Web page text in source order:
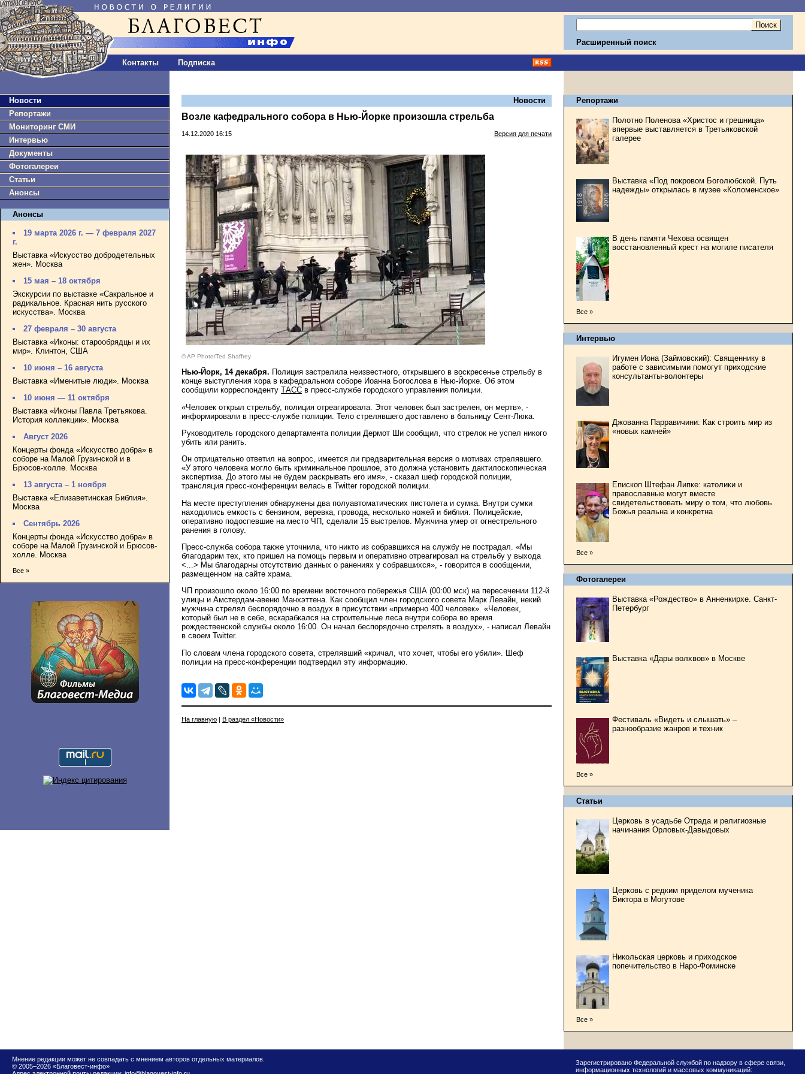
Контакты Подписка
Расширенный поиск
Новости
Репортажи
Мониторинг СМИ
Интервью
Документы
Фотогалереи
Статьи
Анонсы
Анонсы
19 марта 2026 г. — 7 февраля 2027
г.
Выставка «Искусство добродетельных
жен». Москва
15 мая – 18 октября
Экскурсии по выставке «Сакральное и
радикальное. Красная нить русского
искусства». Москва
27 февраля – 30 августа
Выставка «Иконы: старообрядцы и их
мир». Клинтон, США
10 июня – 16 августа
Выставка «Именитые люди». Москва
10 июня — 11 октября
Выставка «Иконы Павла Третьякова.
История коллекции». Москва
Август 2026
Концерты фонда «Искусство добра» в
соборе на Малой Грузинской и в
Брюсов-холле. Москва
13 августа – 1 ноября
Выставка «Елизаветинская Библия».
Москва
Сентябрь 2026
Концерты фонда «Искусство добра» в
соборе на Малой Грузинской и Брюсов-
холле. Москва
Все »
Новости
Возле кафедрального собора в Нью-Йорке произошла стрельба
14.12.2020 16:15 Версия для печати
© AP Photo/Ted Shaffrey
Нью-Йорк, 14 декабря. Полиция застрелила неизвестного, открывшего в воскресенье стрельбу в
конце выступления хора в кафедральном соборе Иоанна Богослова в Нью-Йорке. Об этом
сообщили корреспонденту ТАСС в пресс-службе городского управления полиции.
«Человек открыл стрельбу, полиция отреагировала. Этот человек был застрелен, он мертв», -
информировали в пресс-службе полиции. Тело стрелявшего доставлено в больницу Сент-Люка.
Руководитель городского департамента полиции Дермот Ши сообщил, что стрелок не успел никого
убить или ранить.
Он отрицательно ответил на вопрос, имеется ли предварительная версия о мотивах стрелявшего.
«У этого человека могло быть криминальное прошлое, это должна установить дактилоскопическая
экспертиза. До этого мы не будем раскрывать его имя», - сказал шеф городской полиции,
трансляция пресс-конференции велась в Twitter городской полиции.
На месте преступления обнаружены два полуавтоматических пистолета и сумка. Внутри сумки
находились емкость с бензином, веревка, провода, несколько ножей и библия. Полицейские,
оперативно подоспевшие на место ЧП, сделали 15 выстрелов. Мужчина умер от огнестрельного
ранения в голову.
Пресс-служба собора также уточнила, что никто из собравшихся на службу не пострадал. «Мы
благодарим тех, кто пришел на помощь первым и оперативно отреагировал на стрельбу у выхода
<...> Мы благодарны отсутствию данных о ранениях у собравшихся», - говорится в сообщении,
размещенном на сайте храма.
ЧП произошло около 16:00 по времени восточного побережья США (00:00 мск) на пересечении 112-й
улицы и Амстердам-авеню Манхэттена. Как сообщил член городского совета Марк Левайн, некий
мужчина стрелял беспорядочно в воздух в присутствии «примерно 400 человек». «Человек,
который был не в себе, вскарабкался на строительные леса внутри собора во время
рождественской службы около 16:00. Он начал беспорядочно стрелять в воздух», - написал Левайн
в своем Twitter.
По словам члена городского совета, стрелявший «кричал, что хочет, чтобы его убили». Шеф
полиции на пресс-конференции подтвердил эту информацию.
На главную В раздел «Новости»
Репортажи
Полотно Поленова «Христос и грешница»
впервые выставляется в Третьяковской
галерее
Выставка «Под покровом Боголюбской. Путь
надежды» открылась в музее «Коломенское»
В день памяти Чехова освящен
восстановленный крест на могиле писателя
Все »
Интервью
Игумен Иона (Займовский): Священнику в
работе с зависимыми помогут приходские
консультанты-волонтеры
Джованна Парравичини: Как строить мир из
«новых камней»
Епископ Штефан Липке: католики и
православные могут вместе
свидетельствовать миру о том, что любовь
Божья реальна и конкретна
Все »
Фотогалереи
Выставка «Рождество» в Анненкирхе. Санкт-
Петербург
Выставка «Дары волхвов» в Москве
Фестиваль «Видеть и слышать» –
разнообразие жанров и техник
Все »
Статьи
Церковь в усадьбе Отрада и религиозные
начинания Орловых-Давыдовых
Церковь с редким приделом мученика
Виктора в Могутове
Никольская церковь и приходское
попечительство в Наро-Фоминске
Все »
Мнение редакции может не совпадать с мнением авторов отдельных материалов.
© 2005–2026 «Благовест-инфо»
Зарегистрировано Федеральной службой по надзору в сфере связи,
информационных технологий и массовых коммуникаций: